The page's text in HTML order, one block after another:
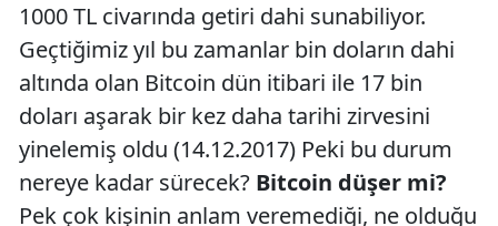
1000 TL civarında getiri dahi sunabiliyor.
Geçtiğimiz yıl bu zamanlar bin doların dahi
altında olan Bitcoin dün itibari ile 17 bin
doları aşarak bir kez daha tarihi zirvesini
yinelemiş oldu (14.12.2017) Peki bu durum
nereye kadar sürecek? Bitcoin düşer mi?
Pek çok kişinin anlam veremediği, ne olduğu